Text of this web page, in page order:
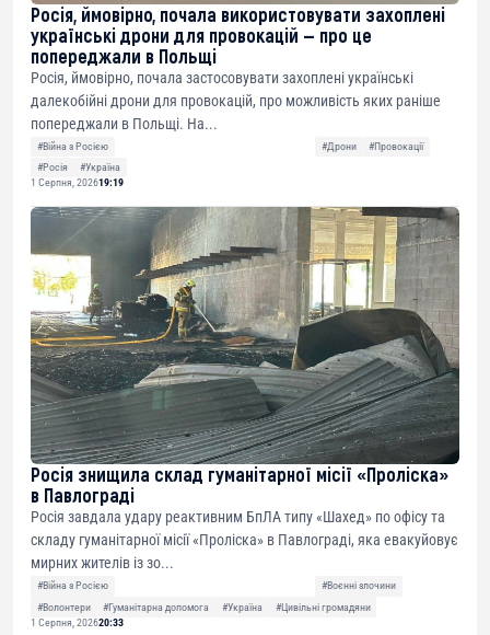
Росія, ймовірно, почала використовувати захоплені
українські дрони для провокацій — про це
попереджали в Польщі
Росія, ймовірно, почала застосовувати захоплені українські
далекобійні дрони для провокацій, про можливість яких раніше
попереджали в Польщі. На...
#Війна з Росією #Дрони
#Провокації
#Росія
#Україна
1 Серпня, 202619:19
Росія знищила склад гуманітарної місії «Проліска»
в Павлограді
Росія завдала удару реактивним БпЛА типу «Шахед» по офісу та
складу гуманітарної місії «Проліска» в Павлограді, яка евакуйовує
мирних жителів із зо...
#Війна з Росією
#Воєнні злочини
#Волонтери
#Гуманітарна допомога #Україна
#Цивільні громадяни
1 Серпня, 202620:33